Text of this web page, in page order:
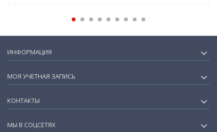
ИНФОРМАЦИЯ
МОЯ УЧЕТНАЯ ЗАПИСЬ
КОНТАКТЫ
МЫ В СОЦСЕТЯХ